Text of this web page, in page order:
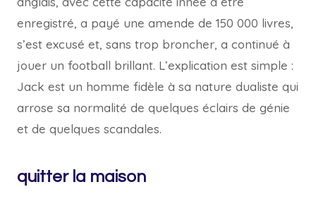
enregistré, a payé une amende de 150 000 livres,
s’est excusé et, sans trop broncher, a continué à
jouer un football brillant. L’explication est simple :
Jack est un homme fidèle à sa nature dualiste qui
arrose sa normalité de quelques éclairs de génie
et de quelques scandales.
quitter la maison